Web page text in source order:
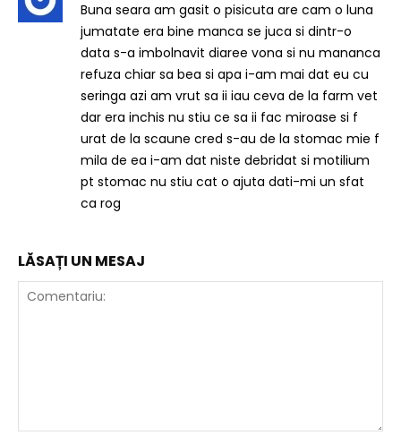
Buna seara am gasit o pisicuta are cam o luna
jumatate era bine manca se juca si dintr-o
data s-a imbolnavit diaree vona si nu mananca
refuza chiar sa bea si apa i-am mai dat eu cu
seringa azi am vrut sa ii iau ceva de la farm vet
dar era inchis nu stiu ce sa ii fac miroase si f
urat de la scaune cred s-au de la stomac mie f
mila de ea i-am dat niste debridat si motilium
pt stomac nu stiu cat o ajuta dati-mi un sfat
ca rog
LĂSAȚI UN MESAJ